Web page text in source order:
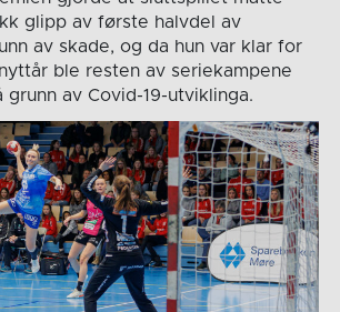
glipp av første halvdel av
av skade, og da hun var klar for
ble resten av seriekampene
grunn av Covid-19-utviklinga.